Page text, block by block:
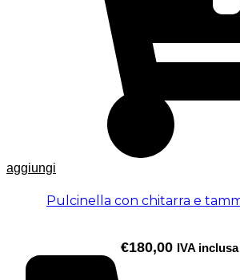
aggiungi
Pulcinella con chitarra e
€180,00 IVA inclusa